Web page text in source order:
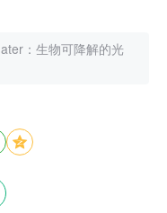
：生物可降解的光
